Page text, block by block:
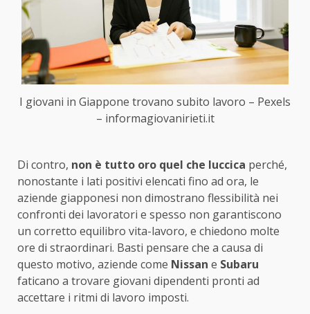
I giovani in Giappone trovano subito lavoro – Pexels
– informagiovanirieti.it
Di contro, non è tutto oro quel che luccica perché,
nonostante i lati positivi elencati fino ad ora, le
aziende giapponesi non dimostrano flessibilità nei
confronti dei lavoratori e spesso non garantiscono
un corretto equilibro vita-lavoro, e chiedono molte
ore di straordinari. Basti pensare che a causa di
questo motivo, aziende come Nissan e Subaru
faticano a trovare giovani dipendenti pronti ad
accettare i ritmi di lavoro imposti.